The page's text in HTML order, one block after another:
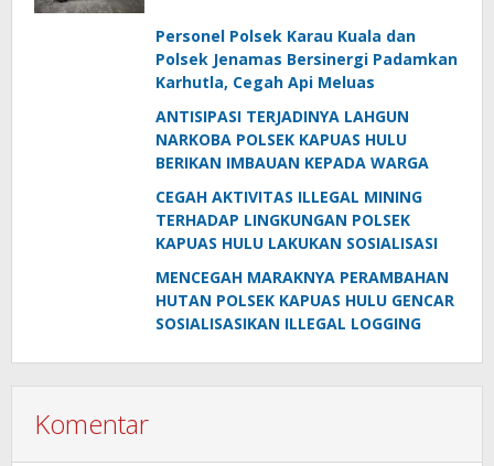
Personel Polsek Karau Kuala dan
Polsek Jenamas Bersinergi Padamkan
Karhutla, Cegah Api Meluas
ANTISIPASI TERJADINYA LAHGUN
NARKOBA POLSEK KAPUAS HULU
BERIKAN IMBAUAN KEPADA WARGA
CEGAH AKTIVITAS ILLEGAL MINING
TERHADAP LINGKUNGAN POLSEK
KAPUAS HULU LAKUKAN SOSIALISASI
MENCEGAH MARAKNYA PERAMBAHAN
HUTAN POLSEK KAPUAS HULU GENCAR
SOSIALISASIKAN ILLEGAL LOGGING
Komentar